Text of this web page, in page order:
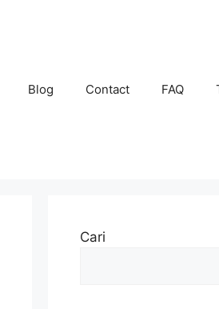
Blog Contact FAQ
Cari